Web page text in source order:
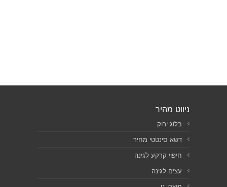
ניווט מהיר
בלוג ירוק
דשא סינטטי מחיר
חיפוי קרקע לגינה
עצים לגינה